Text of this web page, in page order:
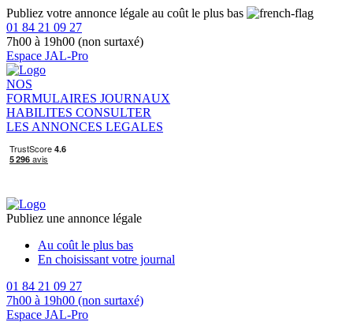
Publiez votre annonce légale au coût le plus bas
01 84 21 09 27
7h00 à 19h00 (non surtaxé)
Espace JAL-Pro
NOS
FORMULAIRES JOURNAUX
HABILITES CONSULTER
LES ANNONCES LEGALES
Publiez une annonce légale
Au coût le plus bas
En choisissant votre journal
01 84 21 09 27
7h00 à 19h00 (non surtaxé)
Espace JAL-Pro